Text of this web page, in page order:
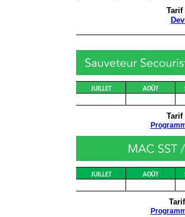
Tarif
JUILLET AOÛT
Tarif
JUILLET AOÛT